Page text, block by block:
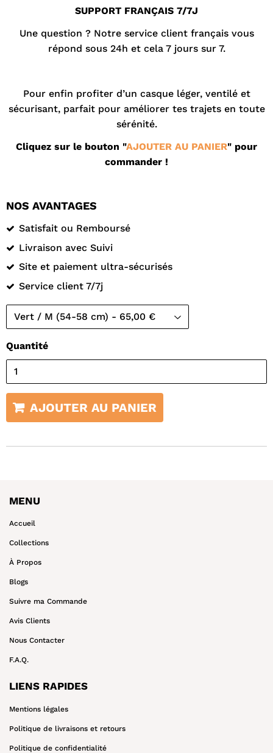
SUPPORT FRANÇAIS 7/7J
Une question ? Notre service client français vous
répond sous 24h et cela 7 jours sur 7.
Pour enfin profiter d’un casque léger, ventilé et
sécurisant, parfait pour améliorer tes trajets en toute
sérénité.
Cliquez sur le bouton "AJOUTER AU PANIER" pour
commander !
NOS AVANTAGES
Satisfait ou Remboursé
Livraison avec Suivi
Site et paiement ultra-sécurisés
Service client 7/7j
Quantité
AJOUTER AU PANIER
MENU
Accueil
Collections
À Propos
Blogs
Suivre ma Commande
Avis Clients
Nous Contacter
F.A.Q.
LIENS RAPIDES
Mentions légales
Politique de livraisons et retours
Politique de confidentialité